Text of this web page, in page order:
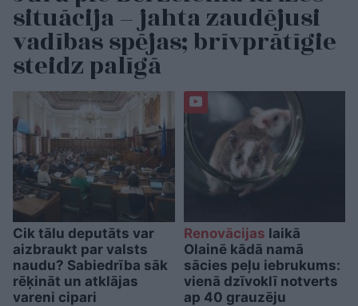
situācija – jahta zaudējusi
vadības spējas; brīvprātīgie
steidz palīgā
Cik tālu deputāts var
aizbraukt par valsts
naudu? Sabiedrība sāk
rēķināt un atklājas
vareni cipari
Renovācijas laikā
Olainē kādā namā
sācies peļu iebrukums:
vienā dzīvoklī notverts
ap 40 grauzēju